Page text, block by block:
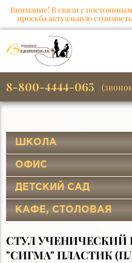
Внимание! В связи с
просьба актуальную
8-800-4444-065
ШКОЛА
ОФИС
ДЕТСКИЙ САД
КАФЕ, СТОЛОВАЯ
СТУЛ УЧЕНИЧЕСКИЙ
"СИГМА" ПЛАСТИК